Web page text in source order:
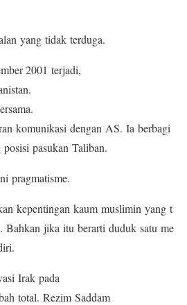
yang tidak terduga.
2001 terjadi,
komunikasi dengan AS. Ia berbagi
pasukan Taliban.
pragmatisme.
kepentingan kaum muslimin yang t
Bahkan jika itu berarti duduk satu me
Irak pada
total. Rezim Saddam